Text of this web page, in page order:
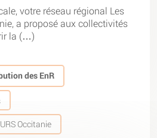
votre réseau régional Les
a proposé aux collectivités
la (…)
des EnR
Occitanie